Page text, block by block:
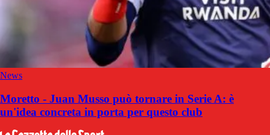
News
Moretto - Juan Musso può tornare in Serie A: è
un'idea concreta in porta per questo club